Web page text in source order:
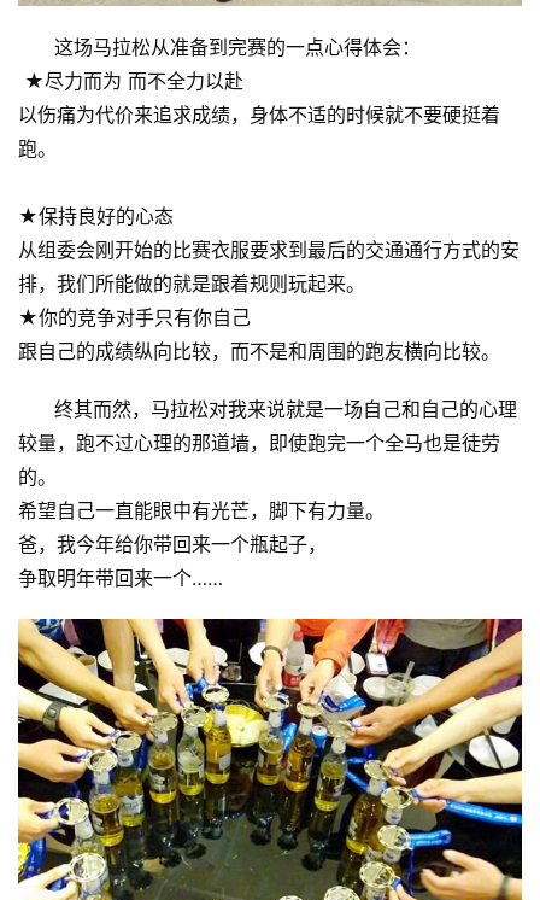
这场马拉松从准备到完赛的一点心得体会：
★尽力而为 而不全力以赴
以伤痛为代价来追求成绩，身体不适的时候就不要硬挺着
跑。
★保持良好的心态
从组委会刚开始的比赛衣服要求到最后的交通通行方式的安
排，我们所能做的就是跟着规则玩起来。
★你的竞争对手只有你自己
跟自己的成绩纵向比较，而不是和周围的跑友横向比较。
终其而然，马拉松对我来说就是一场自己和自己的心理
较量，跑不过心理的那道墙，即使跑完一个全马也是徒劳
的。
希望自己一直能眼中有光芒，脚下有力量。
爸，我今年给你带回来一个瓶起子，
争取明年带回来一个……